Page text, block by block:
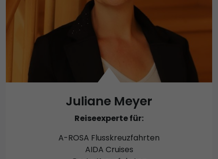
Juliane Meyer
Reiseexperte für:
A-ROSA Flusskreuzfahrten
AIDA Cruises